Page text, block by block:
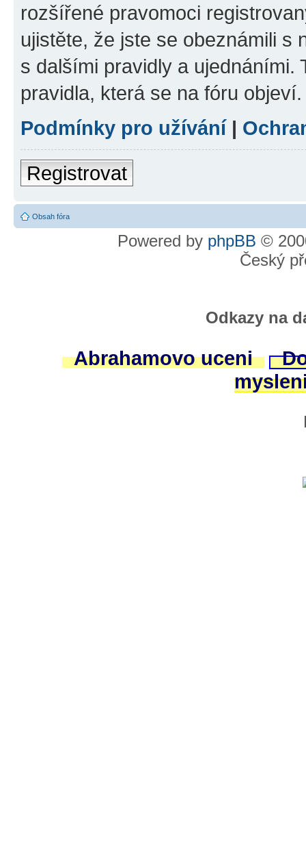
rozšířené pravomoci
ujistěte, že jste se obeznámili s
s dalšími pravidly a ujednáními.
pravidla, která se na fóru objeví.
Podmínky pro užívání|
Registrovat
Obsah fóra
Powered by phpBB ©
Český
Odkazy na
Abrahamovo uceni